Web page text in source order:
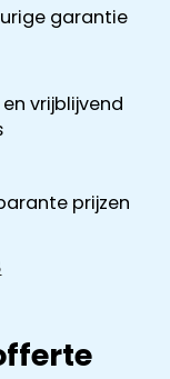
garantie
vrijblijvend
prijzen